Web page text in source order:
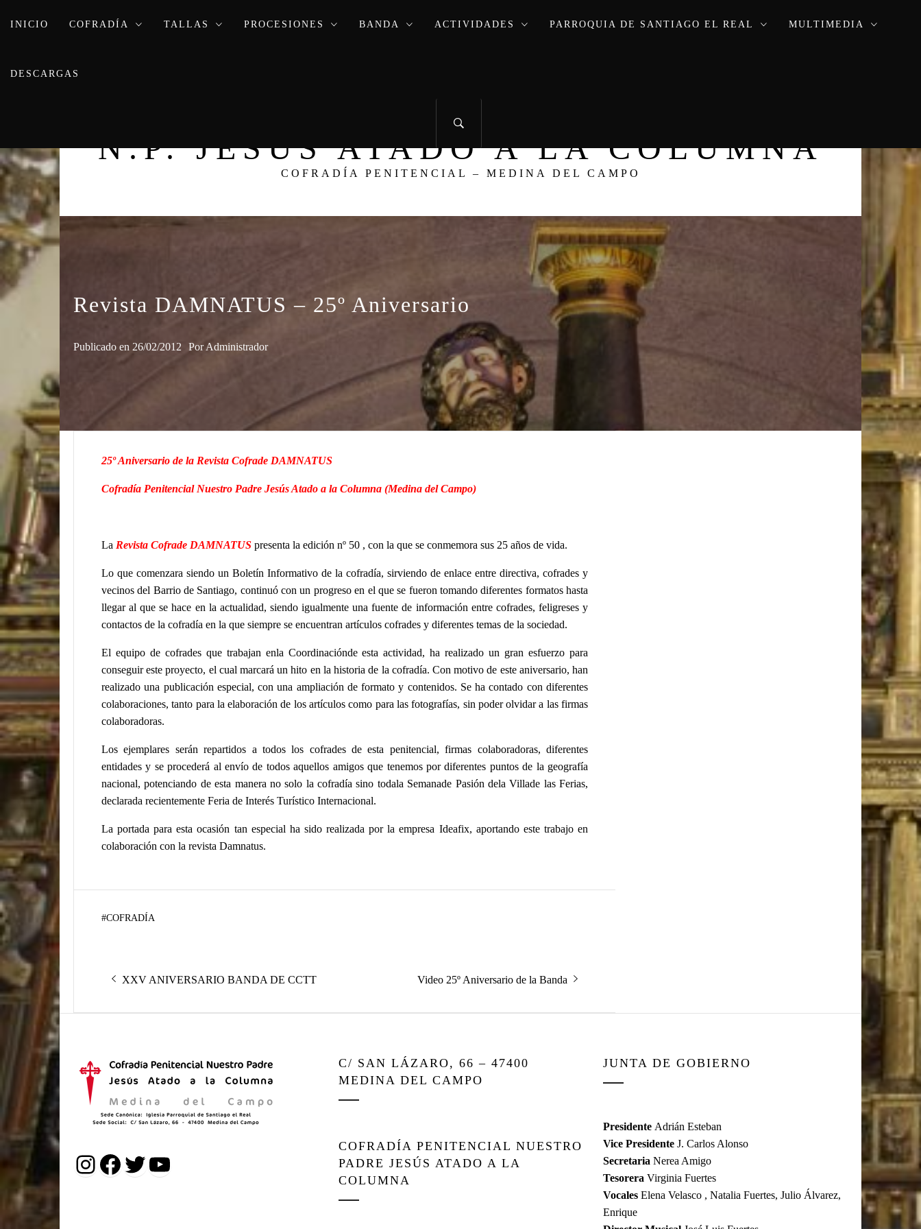
INICIO COFRADÍA TALLAS PROCESIONES BANDA ACTIVIDADES PARROQUIA DE SANTIAGO EL REAL MULTIMEDIA
DESCARGAS
N.P. JESÚS ATADO A LA COLUMNA
COFRADÍA PENITENCIAL – MEDINA DEL CAMPO
Revista DAMNATUS – 25º Aniversario
Publicado en 26/02/2012 PorAdministrador
25º Aniversario de la Revista Cofrade DAMNATUS
Cofradía Penitencial Nuestro Padre Jesús Atado a la Columna (Medina del Campo)
La Revista Cofrade DAMNATUS presenta la edición nº 50 , con la que se conmemora sus 25 años de vida.
Lo que comenzara siendo un Boletín Informativo de la cofradía, sirviendo de enlace entre directiva, cofrades y
vecinos del Barrio de Santiago, continuó con un progreso en el que se fueron tomando diferentes formatos hasta
llegar al que se hace en la actualidad, siendo igualmente una fuente de información entre cofrades, feligreses y
contactos de la cofradía en la que siempre se encuentran artículos cofrades y diferentes temas de la sociedad.
El equipo de cofrades que trabajan enla Coordinaciónde esta actividad, ha realizado un gran esfuerzo para
conseguir este proyecto, el cual marcará un hito en la historia de la cofradía. Con motivo de este aniversario, han
realizado una publicación especial, con una ampliación de formato y contenidos. Se ha contado con diferentes
colaboraciones, tanto para la elaboración de los artículos como para las fotografías, sin poder olvidar a las firmas
colaboradoras.
Los ejemplares serán repartidos a todos los cofrades de esta penitencial, firmas colaboradoras, diferentes
entidades y se procederá al envío de todos aquellos amigos que tenemos por diferentes puntos de la geografía
nacional, potenciando de esta manera no solo la cofradía sino todala Semanade Pasión dela Villade las Ferias,
declarada recientemente Feria de Interés Turístico Internacional.
La portada para esta ocasión tan especial ha sido realizada por la empresa Ideafix, aportando este trabajo en
colaboración con la revista Damnatus.
#COFRADÍA
entradas
Entrada
XXV ANIVERSARIO BANDA DE CCTT
Entrada
Video 25º Aniversario de la Banda
Instagram
Facebook
Twitter
YouTube
C/ SAN LÁZARO, 66 – 47400
MEDINA DEL CAMPO
COFRADÍA PENITENCIAL NUESTRO
PADRE JESÚS ATADO A LA
COLUMNA
JUNTA DE GOBIERNO
Presidente Adrián Esteban
Vice Presidente J. Carlos Alonso
Secretaria Nerea Amigo
Tesorera Virginia Fuertes
Vocales Elena Velasco , Natalia Fuertes, Julio Álvarez,
Enrique